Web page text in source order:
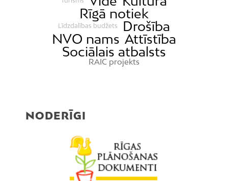
Rīgā notiek
Līdzdalības budžets
Drošība
NVO nams Attīstība
Sociālais atbalsts
RAIC projekts
NODERĪGI